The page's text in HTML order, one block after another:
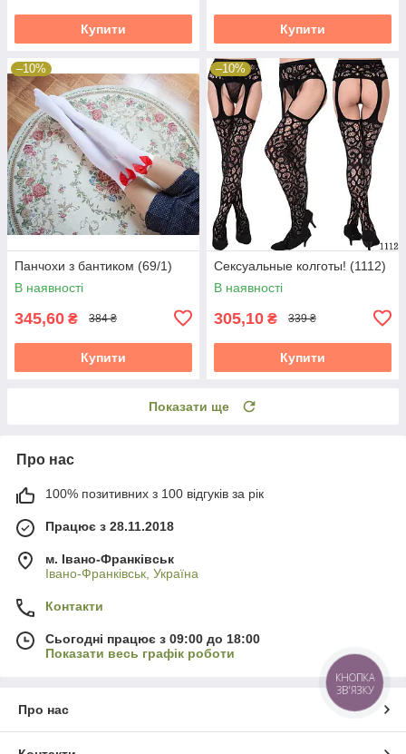
Купити Купити
–10%
Панчохи з бантиком (69/1)
В наявності
345,60 ₴ 384 ₴
Купити
–10%
Сексуальные колготы! (1112)
В наявності
305,10 ₴ 339 ₴
Купити
Показати ще
Про нас
100% позитивних з 100 відгуків за рік
Працює з 28.11.2018
м. Івано-Франківськ
Івано-Франківськ, Україна
Контакти
Сьогодні працює з 09:00 до 18:00
Показати весь графік роботи
Про нас
КНОПКА
ЗВ'ЯЗКУ